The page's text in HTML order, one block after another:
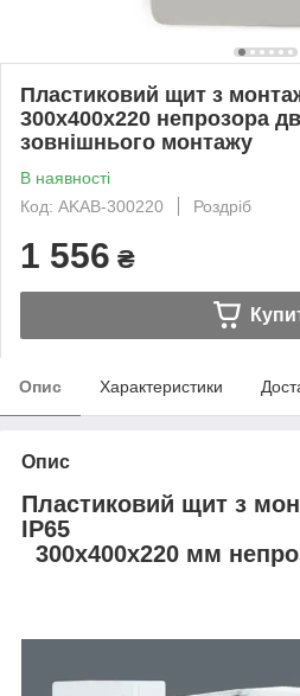
Пластиковий щит з
300х400х220 непрозора
зовнішнього монтажу
В наявності
Код: AKAB-300220
Роздріб
1 556 ₴
Опис Характеристики
Опис
Пластиковий щит з
IP65
300х400х220 мм